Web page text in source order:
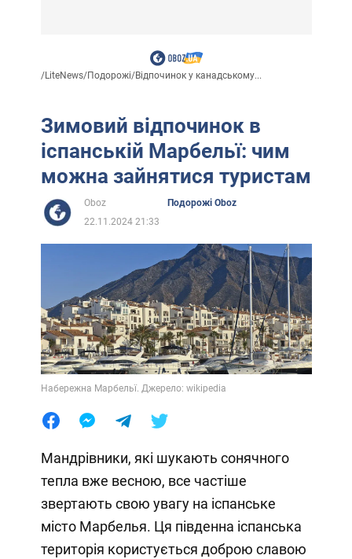
/LiteNews/Подорожі/Відпочинок у канадському...
Зимовий відпочинок в
іспанській Марбельї: чим
можна зайнятися туристам
Oboz
Подорожі Oboz
22.11.2024 21:33
Набережна Марбельї. Джерело: wikipedia
Мандрівники, які шукають сонячного
тепла вже весною, все частіше
звертають свою увагу на іспанське
місто Марбелья. Ця південна іспанська
територія користується доброю славою